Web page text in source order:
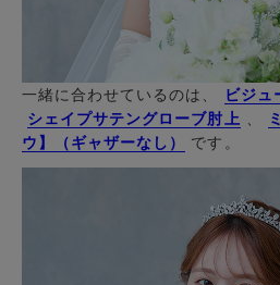
一緒に合わせているのは、 ビジュ
シェイプサテングローブ肘上
ウ】（ギャザーなし）
です。